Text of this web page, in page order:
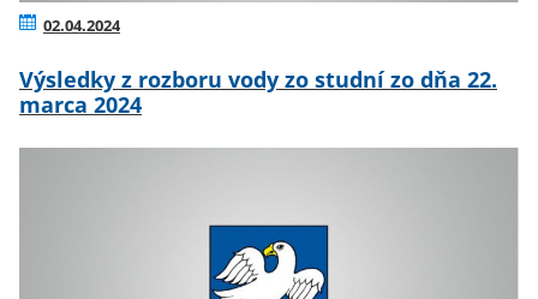
02.04.2024
Výsledky z rozboru vody zo studní zo dňa 22.
marca 2024